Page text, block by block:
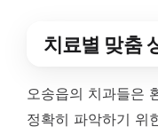
치료별 맞춤
오송읍의 치과들은
정확히 파악하기 위